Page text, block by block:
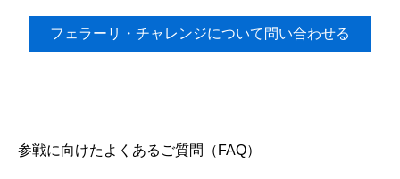
フェラーリ・チャレンジについて問い合わせる
参戦に向けたよくあるご質問（FAQ）